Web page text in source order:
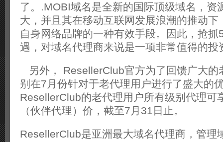
了。.MOBI域名是全新的国际顶级域名，资
大，并且其在移动互联网发展浪潮的推动下
自身网络品牌的一种有效手段。因此，抢
遇，对域名代理商来说是一项非常值得的投
另外， ResellerClub官方为了回馈广大的
别在7月份针对于老代理用户进行了盛大的
ResellerClub的老代理用户所有级别代理可
（伙伴代理）价，截至7月31日止。
ResellerClub是亚洲最大域名代理商，管理